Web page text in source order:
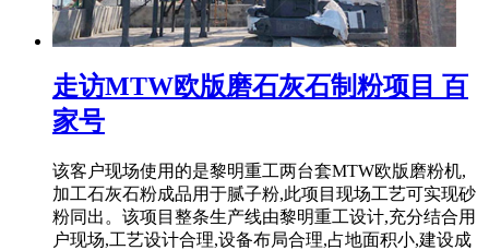
走访MTW欧版磨石灰石制粉项目 百
家号
该客户现场使用的是黎明重工两台套MTW欧版磨粉机,
加工石灰石粉成品用于腻子粉,此项目现场工艺可实现砂
粉同出。该项目整条生产线由黎明重工设计,充分结合用
户现场,工艺设计合理,设备布局合理,占地面积小,建设成